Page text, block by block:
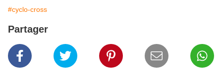
#cyclo-cross
Partager